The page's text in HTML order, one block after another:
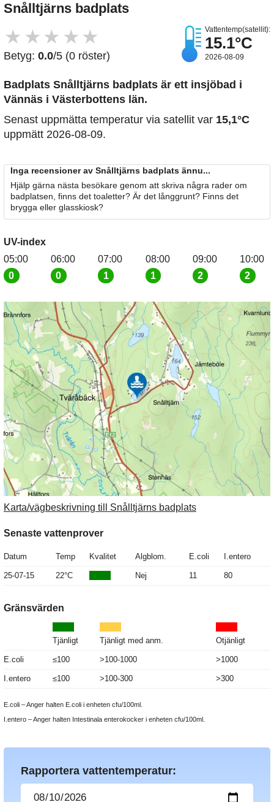
Snålltjärns badplats
★ ★ ★ ★ ★
Betyg: 0.0/5 (0 röster)
Vattentemp(satellit):
15.1°C
2026-08-09
Badplats Snålltjärns badplats är ett insjöbad i
Vännäs i Västerbottens län.
Senast uppmätta temperatur via satellit var 15,1°C
uppmätt 2026-08-09.
Inga recensioner av Snålltjärns badplats ännu...
Hjälp gärna nästa besökare genom att skriva några rader om
badplatsen, finns det toaletter? Är det långgrunt? Finns det
brygga eller glasskiosk?
UV-index
05:00
0
06:00
0
07:00
1
08:00
1
09:00
2
10:00
2
Karta/vägbeskrivning till Snålltjärns badplats
Senaste vattenprover
Datum Temp Kvalitet Algblom. E.coli I.entero
25-07-15 22°C Nej 11 80
Gränsvärden
Tjänligt Tjänligt med anm. Otjänligt
E.coli ≤100 >100-1000 >1000
I.entero ≤100 >100-300 >300
E.coli – Anger halten E.coli i enheten cfu/100ml.
I.entero – Anger halten Intestinala enterokocker i enheten cfu/100ml.
Rapportera vattentemperatur: